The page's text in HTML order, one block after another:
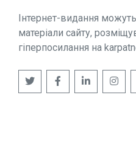
Інтернет-видання
матеріали сайту,
гіперпосилання на